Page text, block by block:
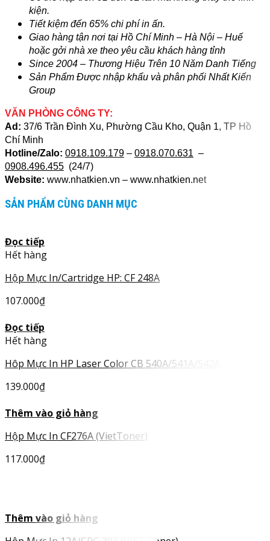
kiện.
Tiết kiệm đến 65% chi phí in ấn.
Giao hàng tận nơi tại Hồ Chí Minh – Hà Nội – Huế
hoặc gởi nhà xe theo yêu cầu khách hàng tỉnh
Since 2004 – Thương Hiệu Trên 10 Năm Danh Tiếng
Sản Phẩm Được nhập khẩu và phân phối Nhất Kiến
Group
VĂN PHÒNG CÔNG TY:
Ad: 37/6 Trần Đình Xu, Phường Cầu Kho, Quận 1, TP Hồ
Chí Minh
Hotline/Zalo: 0918.109.179 – 0918.070.631 –
0908.496.455 (24/7)
Website: www.nhatkien.vn – www.nhatkien.net
SẢN PHẨM CÙNG DANH MỤC
Đọc tiếp
Hết hàng
Hộp Mực In/Cartridge HP: CF 248A
107.000₫
Đọc tiếp
Hết hàng
Hôp Mực In HP Laser Color CB 540A/541A/542A
139.000₫
Thêm vào giỏ hàng
Hộp Mực In CF276A (VietToner)
117.000₫
Thêm vào giỏ hàng